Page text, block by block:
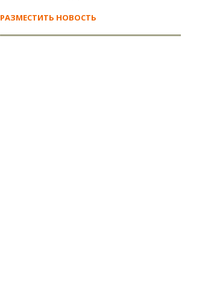
РАЗМЕСТИТЬ НОВОСТЬ